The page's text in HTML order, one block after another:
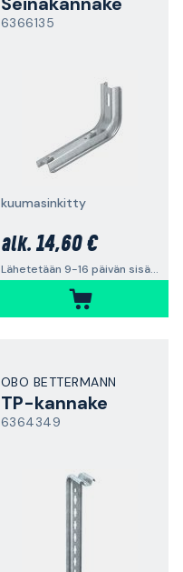
6366135
kuumasinkitty
alk. 14,60 €
Lähetetään 9-16 päivän sisällä
OBO BETTERMANN
TP-kannake
6364349